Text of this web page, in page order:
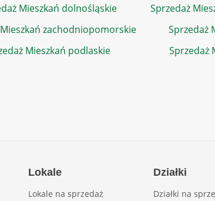
Mieszkań dolnośląskie Sprzedaż
zachodniopomorskie Sprzedaż
Mieszkań podlaskie Sprzedaż
Lokale
Lokale na sprzedaż
Działki
Działki na